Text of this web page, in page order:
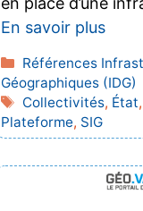
En savoir plus
Catégories
Références
Géographiques (IDG)
Étiquettes
Collectivités, État,
Plateforme, SIG